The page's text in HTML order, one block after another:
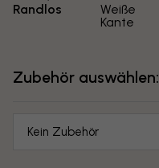
Randlos
Weiße
Kante
Zubehör auswählen:
Kein Zubehör